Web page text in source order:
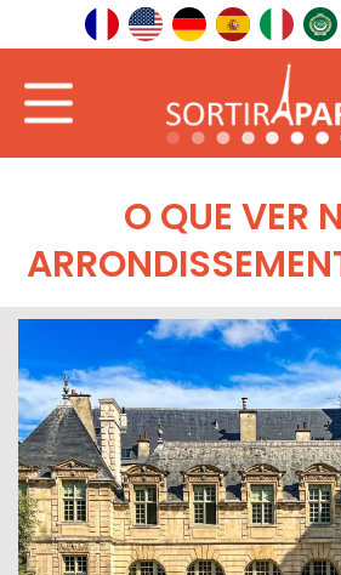
O QUE VER